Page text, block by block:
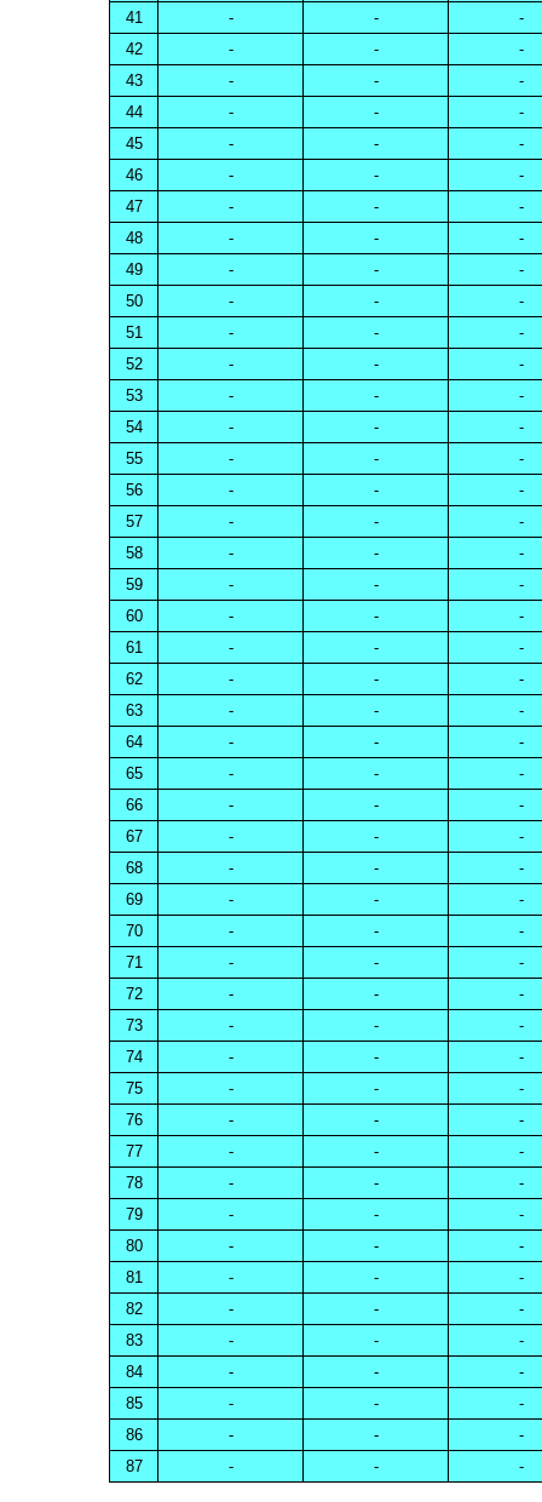
41 - -
-
42
- -
-
43
- -
-
44
- -
-
45
- -
-
46
- -
-
47
- -
-
48
- -
-
49
- -
-
50
- -
-
51
- -
-
52
- -
-
53
- -
-
54
- -
-
55
- -
-
56
- -
-
57
- -
-
58
- -
-
59
- -
-
60
- -
-
61
- -
-
62
- -
-
63
- -
-
64
- -
-
65
- -
-
66
- -
-
67
- -
-
68
- -
-
69
- -
-
70
- -
-
71
- -
-
72
- -
-
73
- -
-
74
- -
-
75
- -
-
76
- -
-
77
- -
-
78
- -
-
79
- -
-
80
- -
-
81
- -
-
82
- -
-
83
- -
-
84
- -
-
85
- -
-
86
- -
-
87
- - -